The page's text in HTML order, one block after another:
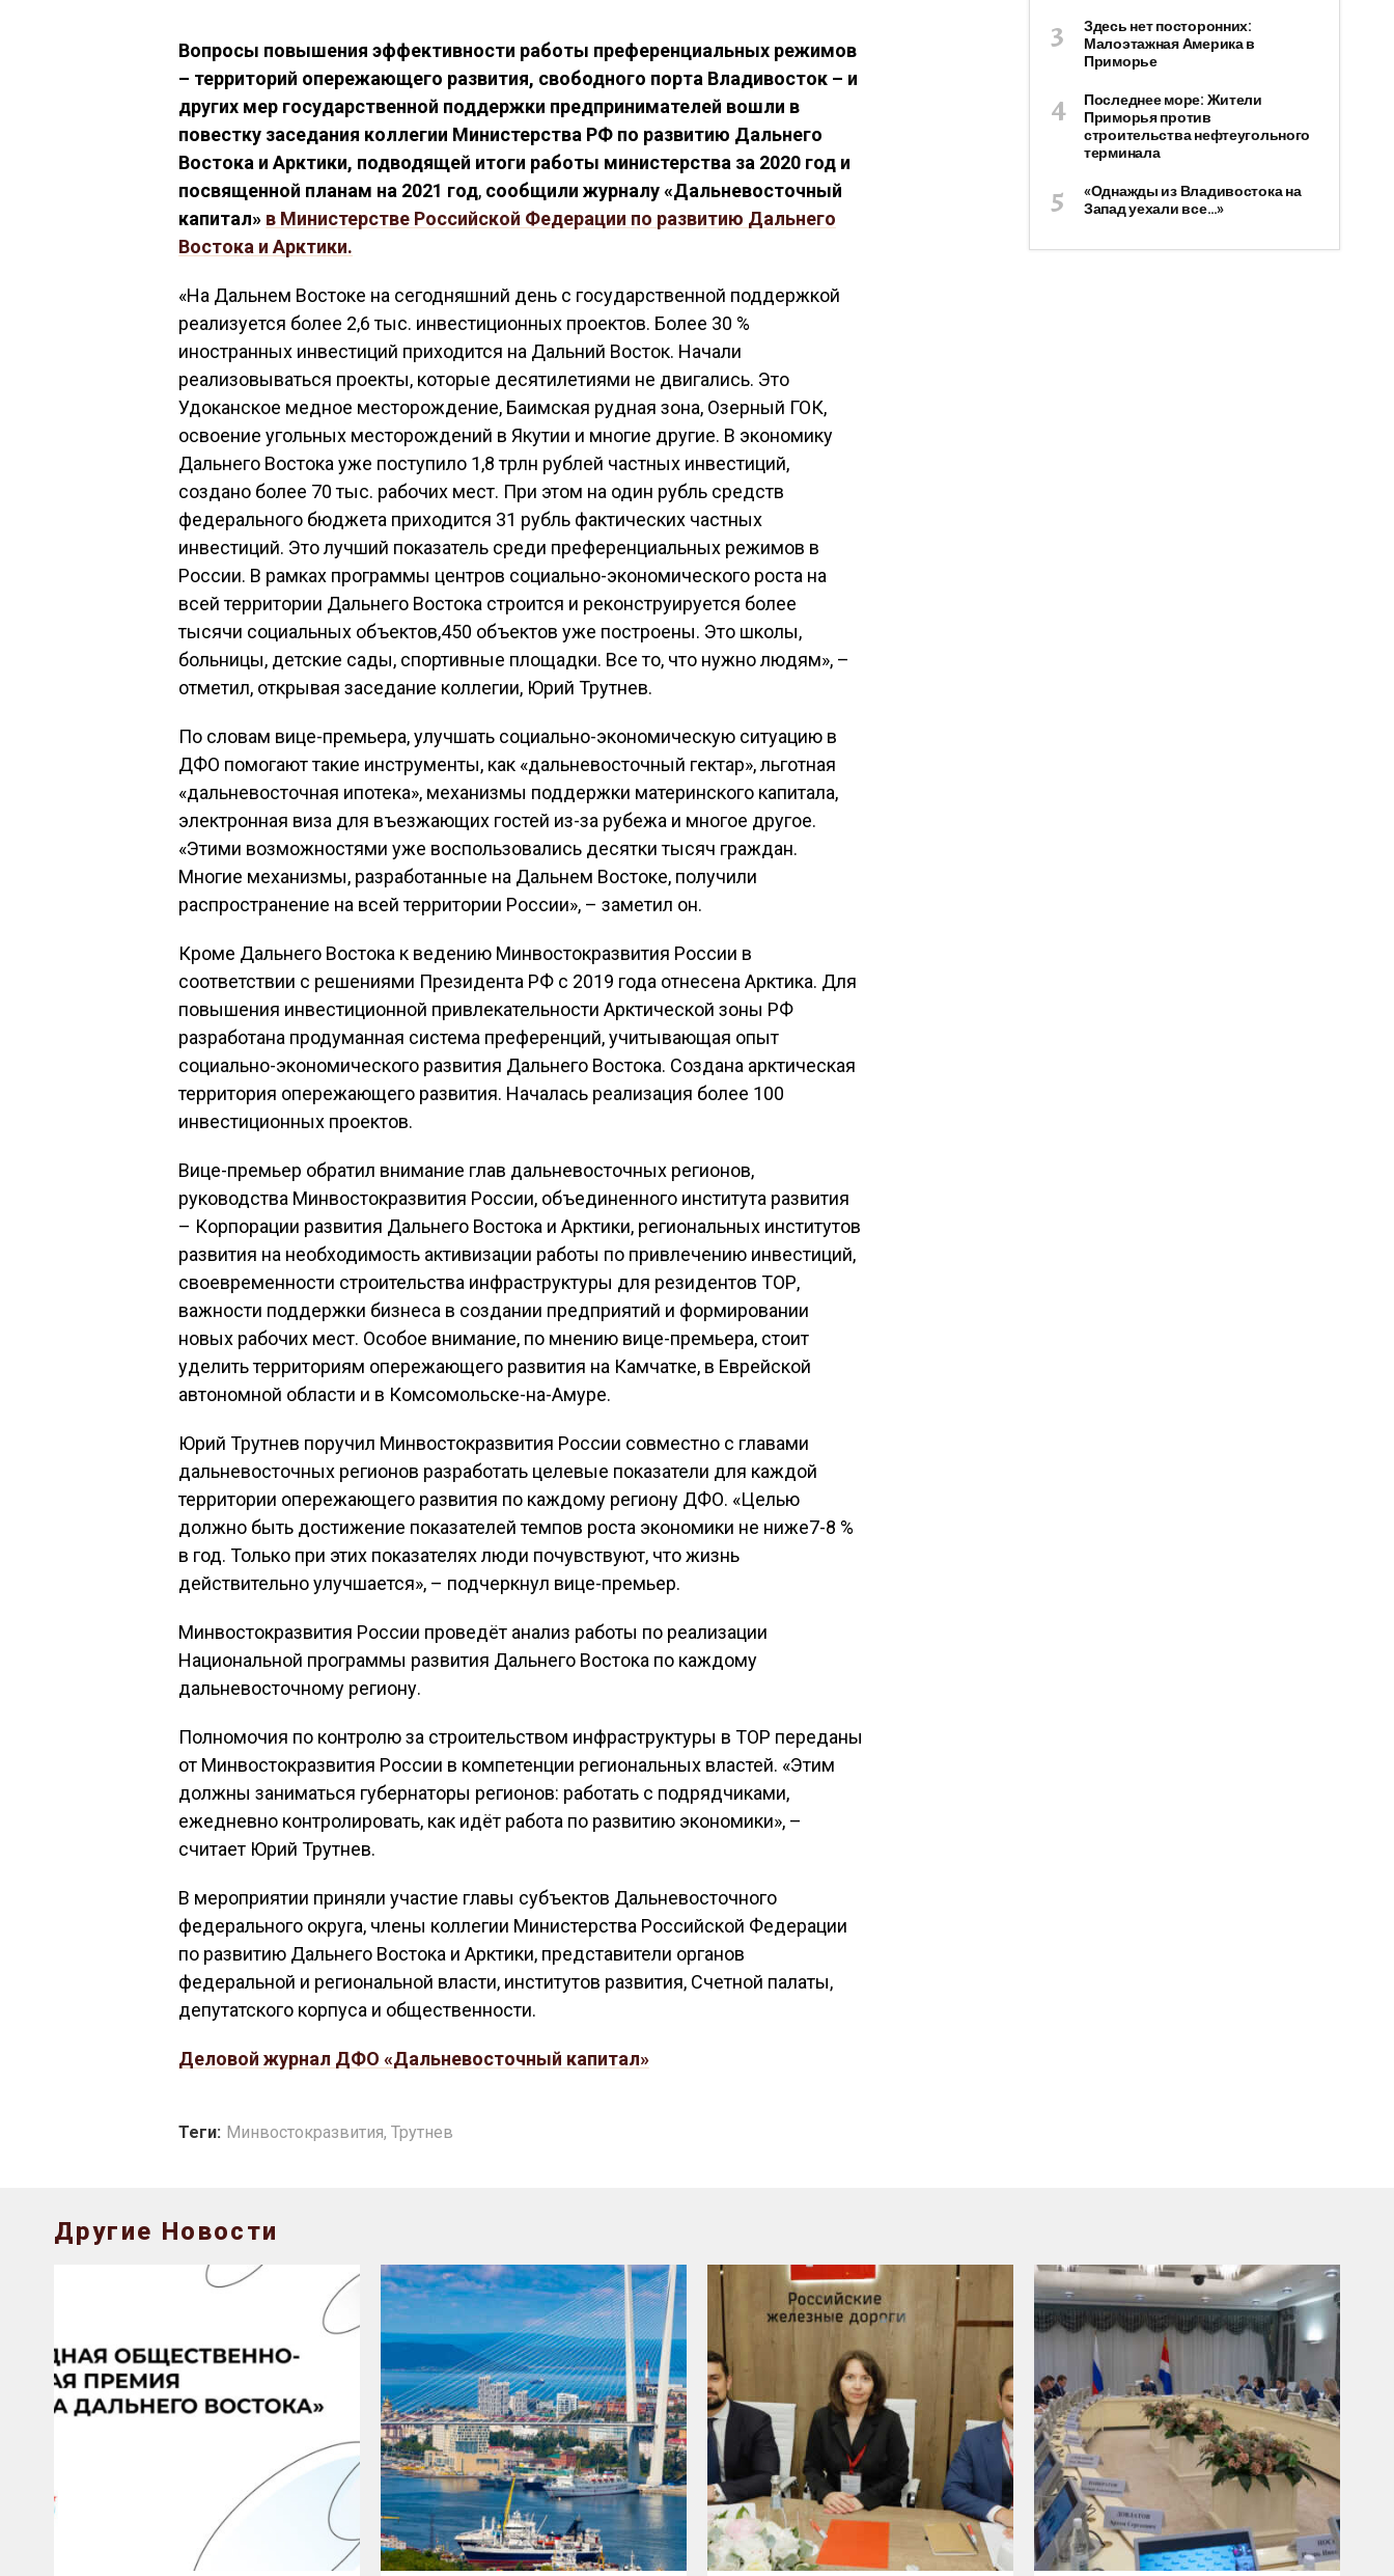
Вопросы повышения эффективности работы преференциальных режимов
– территорий опережающего развития, свободного порта Владивосток – и
других мер государственной поддержки предпринимателей вошли в
повестку заседания коллегии Министерства РФ по развитию Дальнего
Востока и Арктики, подводящей итоги работы министерства за 2020 год и
посвященной планам на 2021 год, сообщили журналу «Дальневосточный
капитал» в Министерстве Российской Федерации по развитию Дальнего
Востока и Арктики.
«На Дальнем Востоке на сегодняшний день с государственной поддержкой
реализуется более 2,6 тыс. инвестиционных проектов. Более 30 %
иностранных инвестиций приходится на Дальний Восток. Начали
реализовываться проекты, которые десятилетиями не двигались. Это
Удоканское медное месторождение, Баимская рудная зона, Озерный ГОК,
освоение угольных месторождений в Якутии и многие другие. В экономику
Дальнего Востока уже поступило 1,8 трлн рублей частных инвестиций,
создано более 70 тыс. рабочих мест. При этом на один рубль средств
федерального бюджета приходится 31 рубль фактических частных
инвестиций. Это лучший показатель среди преференциальных режимов в
России. В рамках программы центров социально-экономического роста на
всей территории Дальнего Востока строится и реконструируется более
тысячи социальных объектов,450 объектов уже построены. Это школы,
больницы, детские сады, спортивные площадки. Все то, что нужно людям», –
отметил, открывая заседание коллегии, Юрий Трутнев.
По словам вице-премьера, улучшать социально-экономическую ситуацию в
ДФО помогают такие инструменты, как «дальневосточный гектар», льготная
«дальневосточная ипотека», механизмы поддержки материнского капитала,
электронная виза для въезжающих гостей из-за рубежа и многое другое.
«Этими возможностями уже воспользовались десятки тысяч граждан.
Многие механизмы, разработанные на Дальнем Востоке, получили
распространение на всей территории России», – заметил он.
Кроме Дальнего Востока к ведению Минвостокразвития России в
соответствии с решениями Президента РФ с 2019 года отнесена Арктика. Для
повышения инвестиционной привлекательности Арктической зоны РФ
разработана продуманная система преференций, учитывающая опыт
социально-экономического развития Дальнего Востока. Создана арктическая
территория опережающего развития. Началась реализация более 100
инвестиционных проектов.
Вице-премьер обратил внимание глав дальневосточных регионов,
руководства Минвостокразвития России, объединенного института развития
– Корпорации развития Дальнего Востока и Арктики, региональных институтов
развития на необходимость активизации работы по привлечению инвестиций,
своевременности строительства инфраструктуры для резидентов ТОР,
важности поддержки бизнеса в создании предприятий и формировании
новых рабочих мест. Особое внимание, по мнению вице-премьера, стоит
уделить территориям опережающего развития на Камчатке, в Еврейской
автономной области и в Комсомольске-на-Амуре.
Юрий Трутнев поручил Минвостокразвития России совместно с главами
дальневосточных регионов разработать целевые показатели для каждой
территории опережающего развития по каждому региону ДФО. «Целью
должно быть достижение показателей темпов роста экономики не ниже7-8 %
в год. Только при этих показателях люди почувствуют, что жизнь
действительно улучшается», – подчеркнул вице-премьер.
Минвостокразвития России проведёт анализ работы по реализации
Национальной программы развития Дальнего Востока по каждому
дальневосточному региону.
Полномочия по контролю за строительством инфраструктуры в ТОР переданы
от Минвостокразвития России в компетенции региональных властей. «Этим
должны заниматься губернаторы регионов: работать с подрядчиками,
ежедневно контролировать, как идёт работа по развитию экономики», –
считает Юрий Трутнев.
В мероприятии приняли участие главы субъектов Дальневосточного
федерального округа, члены коллегии Министерства Российской Федерации
по развитию Дальнего Востока и Арктики, представители органов
федеральной и региональной власти, институтов развития, Счетной палаты,
депутатского корпуса и общественности.
Деловой журнал ДФО «Дальневосточный капитал»
Теги: Минвостокразвития, Трутнев
Здесь нет посторонних:
Малоэтажная Америка в
Приморье
Последнее море: Жители
Приморья против
строительства нефтеугольного
терминала
«Однажды из Владивостока на
Запад уехали все…»
Другие Новости